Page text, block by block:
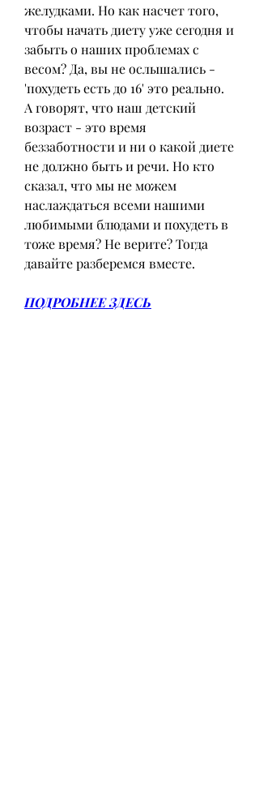
желудками. Но как насчет того,
чтобы начать диету уже сегодня и
забыть о наших проблемах с
весом? Да, вы не ослышались -
'похудеть есть до 16' это реально.
А говорят, что наш детский
возраст - это время
беззаботности и ни о какой диете
не должно быть и речи. Но кто
сказал, что мы не можем
наслаждаться всеми нашими
любимыми блюдами и похудеть в
тоже время? Не верите? Тогда
давайте разберемся вместе.
ПОДРОБНЕЕ ЗДЕСЬ